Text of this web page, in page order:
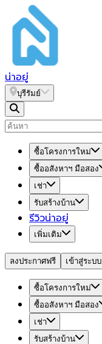
น่าอยู่
บุรีรัมย์
ซื้อโครงการใหม่
ซื้ออสังหาฯ มือสอง
เช่า
รับสร้างบ้าน
รีวิวน่าอยู่
เพิ่มเติม
ลงประกาศฟรี เข้าสู่ระบบ
ซื้อโครงการใหม่
ซื้ออสังหาฯ มือสอง
เช่า
รับสร้างบ้าน